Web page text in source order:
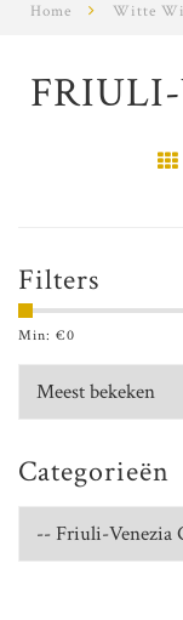
Home Witte
Filters
Min: €0
Categorieën